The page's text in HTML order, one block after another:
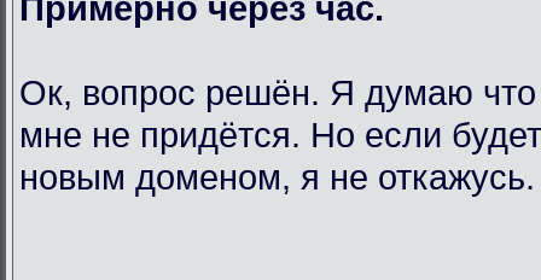
Ок, вопрос решён. Я думаю что
мне не придётся. Но если
новым доменом, я не откажусь.